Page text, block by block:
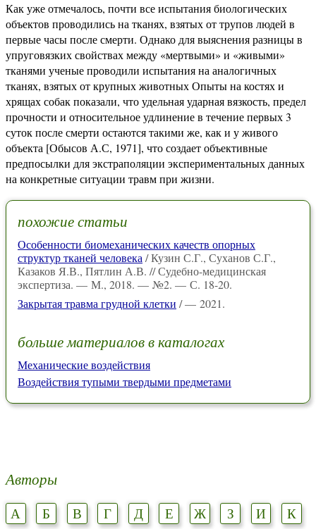
Как уже отмечалось, почти все испытания биологических
объектов проводились на тканях, взятых от трупов людей в
первые часы после смерти. Однако для выяснения разницы в
упруговязких свойствах между «мертвыми» и «живыми»
тканями ученые проводили испытания на аналогичных
тканях, взятых от крупных животных Опыты на костях и
хрящах собак показали, что удельная ударная вязкость, предел
прочности и относительное удлинение в течение первых 3
суток после смерти остаются такими же, как и у живого
объекта [Обысов А.С, 1971], что создает объективные
предпосылки для экстраполяции экспериментальных данных
на конкретные ситуации травм при жизни.
похожие статьи
Особенности биомеханических качеств опорных
структур тканей человека/ Кузин С.Г., Суханов С.Г.,
Казаков Я.В., Пятлин А.В. // Судебно-медицинская
экспертиза. — М., 2018. — №2. — С. 18-20.
Закрытая травма грудной клетки / — 2021.
больше материалов в каталогах
Механические воздействия
Воздействия тупыми твердыми предметами
Авторы
А Б В Г Д Е Ж З И
К